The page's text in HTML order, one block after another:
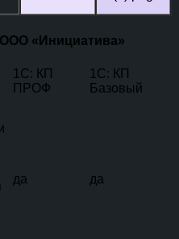
«Инициатива»
1С: КП
ПРОФ
1С: КП
Базовый
да да